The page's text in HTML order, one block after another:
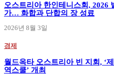
오스트리아 한인테니스회, 2026
가… 화합과 단합의 장 성료
2026년 8월 3일
경제
월드옥타 오스트리아 빈 지회, ‘
역스쿨’ 개최